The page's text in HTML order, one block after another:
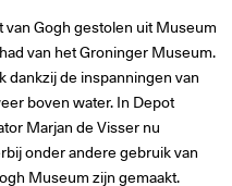
van Gogh gestolen uit Museum
van het Groninger Museum.
dankzij de inspanningen van
boven water. In Depot
Marjan de Visser nu
onder andere gebruik van
Museum zijn gemaakt.